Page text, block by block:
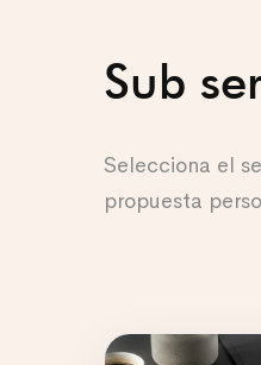
Sub
Selecciona el
propuesta